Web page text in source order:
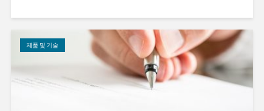
제품 및 기술